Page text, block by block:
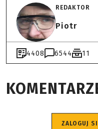
REDAKTOR
Piotr
4408 6544 11
ZALOGUJ